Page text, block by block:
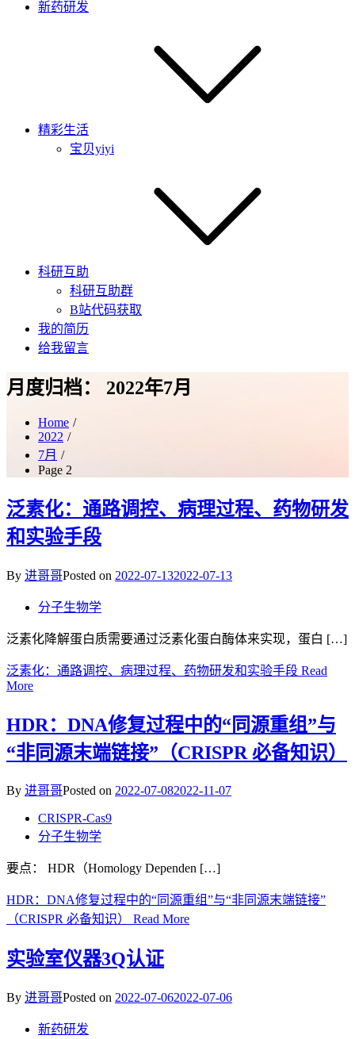
新药研发
精彩生活
宝贝yiyi
科研互助
科研互助群
B站代码获取
我的简历
给我留言
月度归档： 2022年7月
Home
2022
7月
Page 2
泛素化：通路调控、病理过程、药物研发
和实验手段
By 进哥哥Posted on 2022-07-132022-07-13
分子生物学
泛素化降解蛋白质需要通过泛素化蛋白酶体来实现，蛋白 […]
泛素化：通路调控、病理过程、药物研发和实验手段 Read
More
HDR：DNA修复过程中的“同源重组”与
“非同源末端链接”（CRISPR 必备知识）
By 进哥哥Posted on 2022-07-082022-11-07
CRISPR-Cas9
分子生物学
要点： HDR（Homology Dependen […]
HDR：DNA修复过程中的“同源重组”与“非同源末端链接”
（CRISPR 必备知识）
Read More
实验室仪器3Q认证
By 进哥哥Posted on 2022-07-062022-07-06
新药研发